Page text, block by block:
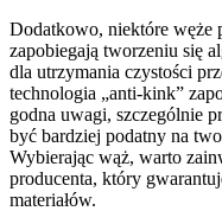
Dodatkowo, niektóre węże
zapobiegają tworzeniu się
dla utrzymania czystości
technologia „anti-kink”
godna uwagi, szczególnie
być bardziej podatny na
Wybierając wąż, warto
producenta, który
materiałów.